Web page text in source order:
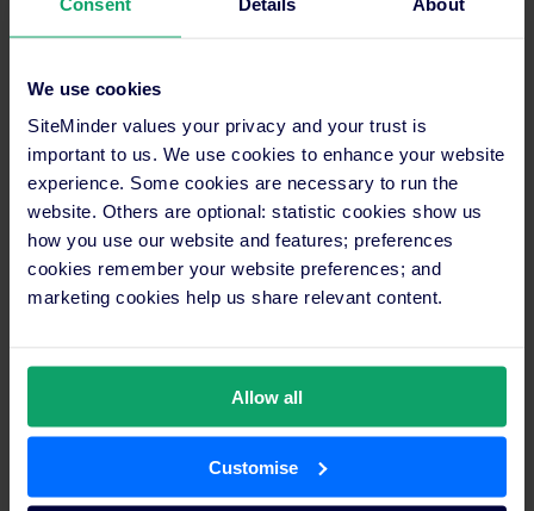
We use cookies
SiteMinder values your privacy and your trust is
important to us. We use cookies to enhance your website
experience. Some cookies are necessary to run the
website. Others are optional: statistic cookies show us
how you use our website and features; preferences
cookies remember your website preferences; and
marketing cookies help us share relevant content.
Allow all
Customise
Contact médias
Maria Cricchiola
+61 410 233 735
Dans un monde dirigé par le consommateur, au sein duquel le
voyageur dispose de toujours plus de choix et d’accessibilité,
SiteMinder aide les hôteliers à libérer tout leur potentiel grâce
à des technologies qui leur ouvrent les portes du monde.